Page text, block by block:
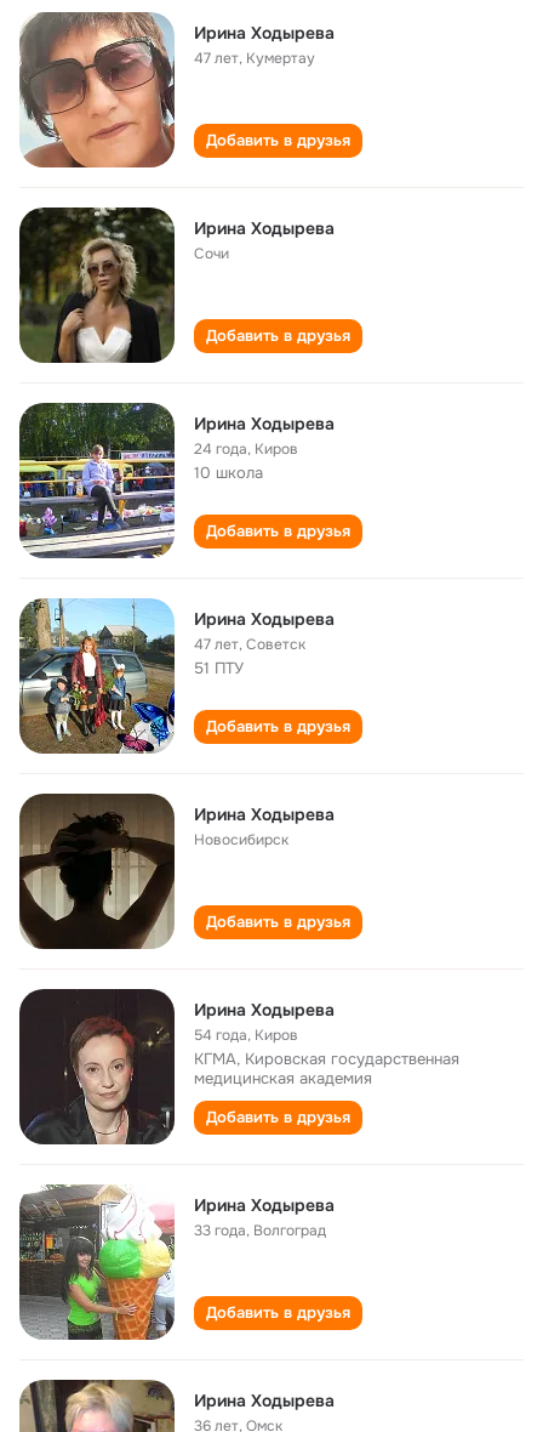
Ирина Ходырева
47 лет, Кумертау
Добавить в друзья
Ирина Ходырева
Сочи
Добавить в друзья
Ирина Ходырева
24 года, Киров
10 школа
Добавить в друзья
Ирина Ходырева
47 лет,Советск
51 ПТУ
Добавить в друзья
Ирина Ходырева
Новосибирск
Добавить в друзья
Ирина Ходырева
54 года, Киров
КГМА, Кировская государственная
медицинская академия
Добавить в друзья
Ирина Ходырева
33 года, Волгоград
Добавить в друзья
Ирина Ходырева
36 лет,Омск